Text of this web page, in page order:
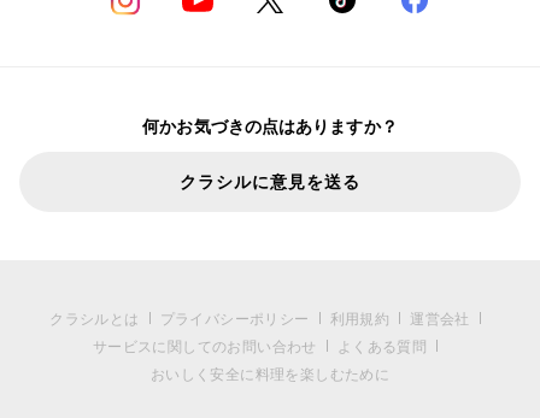
何かお気づきの点はありますか？
クラシルに意見を送る
クラシルとは プライバシーポリシー 利用規約
運営会社
サービスに関してのお問い合わせ
よくある質問
おいしく安全に料理を楽しむために